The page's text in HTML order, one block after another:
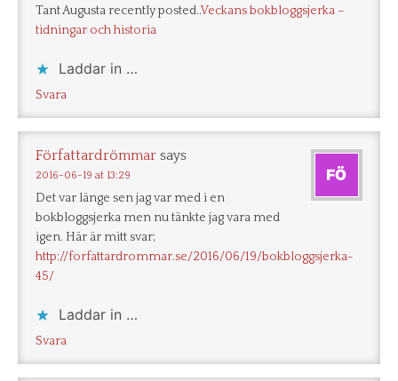
Tant Augusta recently posted..Veckans bokbloggsjerka –
tidningar och historia
Laddar in …
Svara
Författardrömmar says
2016-06-19 at 13:29
Det var länge sen jag var med i en
bokbloggsjerka men nu tänkte jag vara med
igen. Här är mitt svar;
http://forfattardrommar.se/2016/06/19/bokbloggsjerka-
45/
Laddar in …
Svara